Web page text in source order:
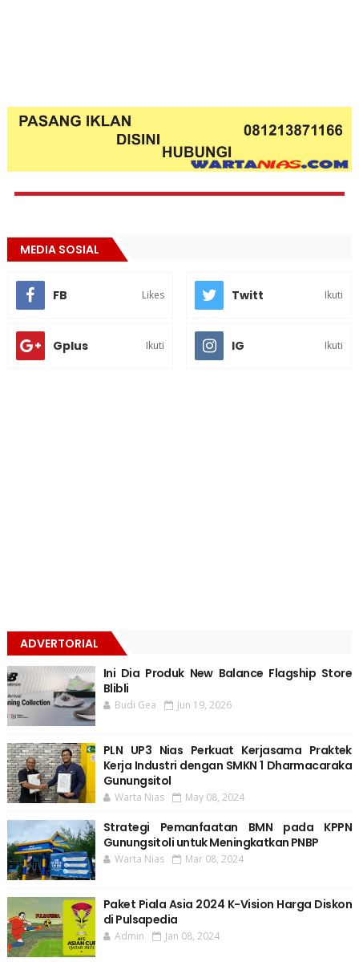
MEDIA SOSIAL
FB Likes Twitt Ikuti
Gplus Ikuti IG Ikuti
ADVERTORIAL
Ini Dia Produk New Balance Flagship Store
Blibli
Budi Gea Jun 19, 2026
PLN UP3 Nias Perkuat Kerjasama Praktek
Kerja Industri dengan SMKN 1 Dharmacaraka
Gunungsitol
Warta Nias May 08, 2024
Strategi Pemanfaatan BMN pada KPPN
Gunungsitoli untuk Meningkatkan PNBP
Warta Nias Mar 08, 2024
Paket Piala Asia 2024 K-Vision Harga Diskon
di Pulsapedia
Admin Jan 08, 2024